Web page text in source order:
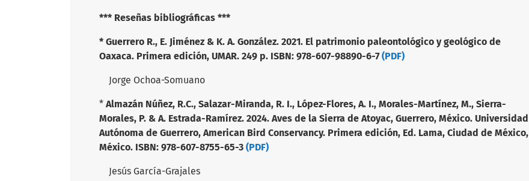
*** Reseñas bibliográficas ***
* Guerrero R., E. Jiménez & K. A. González. 2021. El patrimonio paleontológico y geológico de
Oaxaca. Primera edición, UMAR. 249 p. ISBN: 978-607-98890-6-7(PDF)
Jorge Ochoa-Somuano
* Almazán Núñez, R.C., Salazar-Miranda, R. I., López-Flores, A. I., Morales-Martínez, M., Sierra-
Morales, P. & A. Estrada-Ramírez. 2024. Aves de la Sierra de Atoyac, Guerrero, México. Universidad
Autónoma de Guerrero, American Bird Conservancy. Primera edición, Ed. Lama, Ciudad de México,
México. ISBN: 978-607-8755-65-3 (PDF)
Jesús García-Grajales